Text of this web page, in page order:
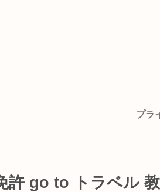
プラ
許 go to トラベル